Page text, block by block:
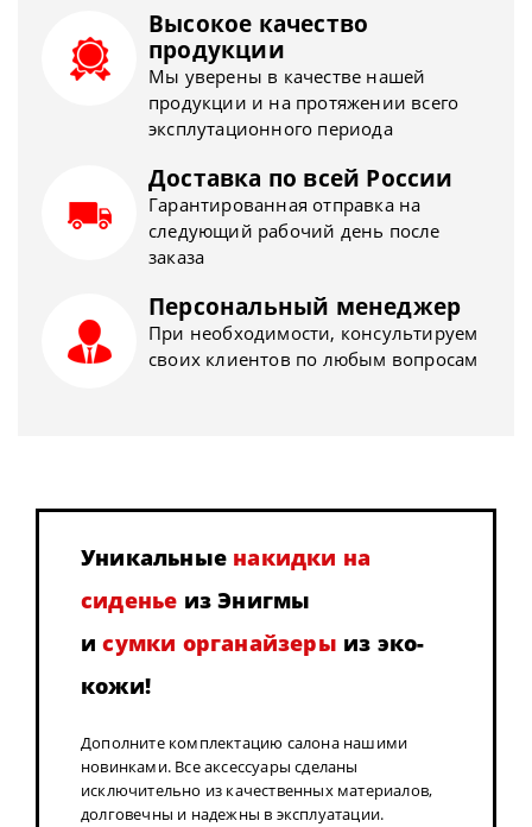
Высокое качество
продукции
Мы уверены в качестве нашей
продукции и на протяжении всего
эксплутационного периода
Доставка по всей России
Гарантированная отправка на
следующий рабочий день после
заказа
Персональный менеджер
При необходимости, консультируем
своих клиентов по любым вопросам
Уникальные накидки на
сиденье из Энигмы
исумки органайзеры из эко-
кожи!
Дополните комплектацию салона нашими
новинками. Все аксессуары сделаны
исключительно из качественных материалов,
долговечны и надежны в эксплуатации.